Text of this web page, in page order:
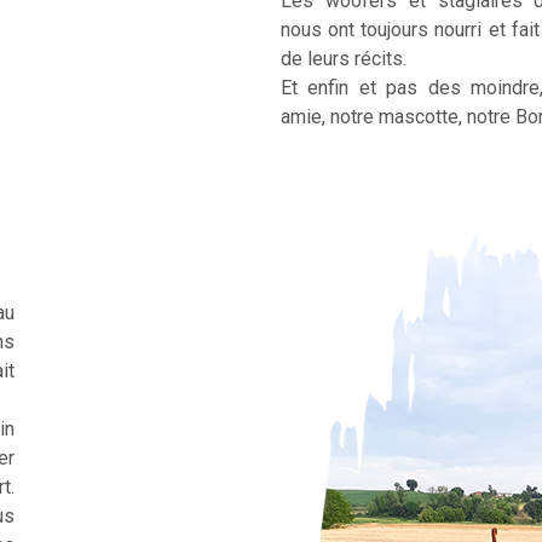
nous ont toujours nourri et
de leurs récits.
Et enfin et pas des
amie, notre mascotte, notre